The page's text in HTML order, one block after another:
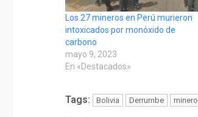
Los 27 mineros en Perú murieron
intoxicados por monóxido de
carbono
mayo 9, 2023
En «Destacados»
Tags: Bolivia Derrumbe